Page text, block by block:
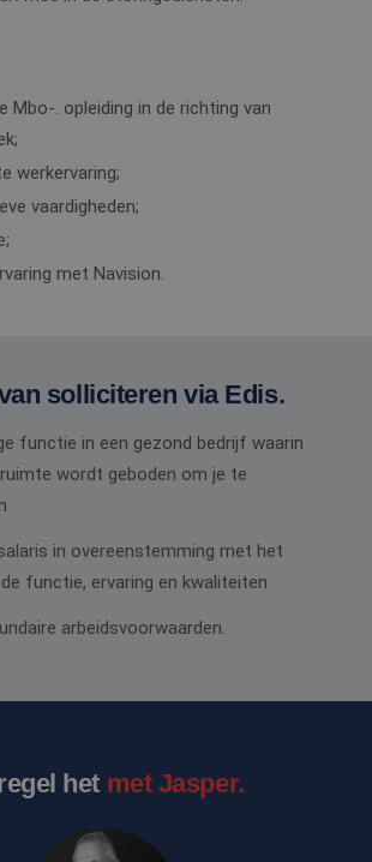
Mbo-. opleiding in de richting van
werkervaring;
vaardigheden;
met Navision.
solliciteren via Edis.
functie in een gezond bedrijf waarin
wordt geboden om je te
in overeenstemming met het
functie, ervaring en kwaliteiten
arbeidsvoorwaarden.
het met Jasper.